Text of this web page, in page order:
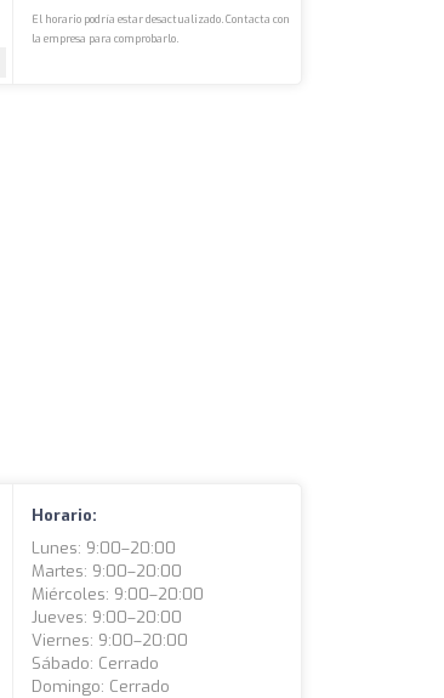
El horario podría estar desactualizado. Contacta con
la empresa para comprobarlo.
Horario:
Lunes: 9:00–20:00
Martes: 9:00–20:00
Miércoles: 9:00–20:00
Jueves: 9:00–20:00
Viernes: 9:00–20:00
Sábado: Cerrado
Domingo: Cerrado